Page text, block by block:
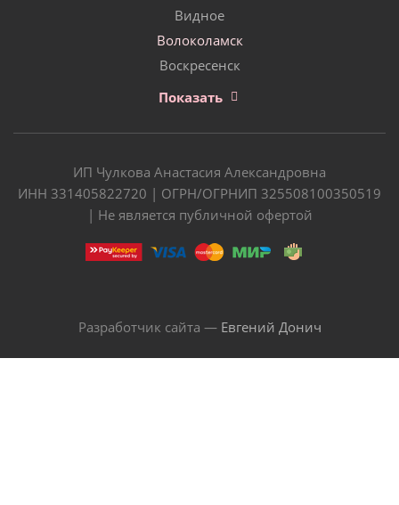
Видное
Волоколамск
Воскресенск
Показать
ИП Чулкова Анастасия Александровна
ИНН 331405822720 | ОГРН/ОГРНИП 325508100350519
| Не является публичной офертой
Разработчик сайта — Евгений Донич